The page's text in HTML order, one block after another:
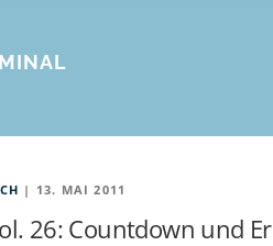
| 13. MAI 2011
26: Countdown und